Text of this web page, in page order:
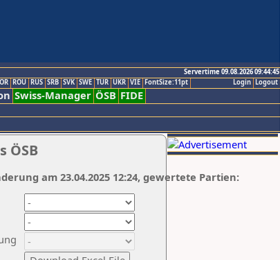
Servertime 09.08.2026 09:44:45
Logout
Login
ROU RUS SRB SVK SWE TUR UKR VIE FontSize:11pt
Swiss-Manager ÖSB FIDE
ÖSB
am 23.04.2025 12:24, gewertete Partien: